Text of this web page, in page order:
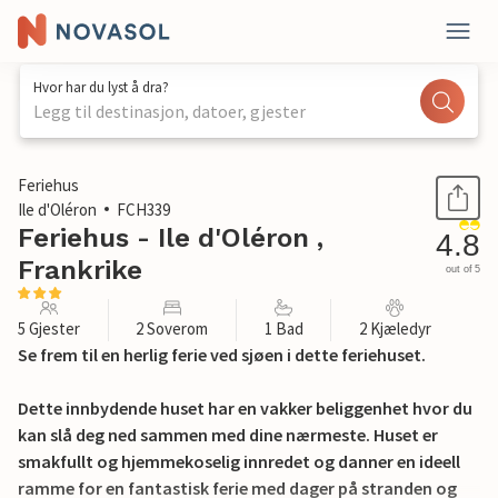
Hvor har du lyst å dra?
Legg til destinasjon, datoer, gjester
1 / 30
Feriehus
Ile d'Oléron
FCH339
Feriehus - Ile d'Oléron ,
Frankrike
4.8
out of 5
5 Gjester 2 Soverom 1 Bad 2 Kjæledyr
Se frem til en herlig ferie ved sjøen i dette feriehuset.
Dette innbydende huset har en vakker beliggenhet hvor du
kan slå deg ned sammen med dine nærmeste. Huset er
smakfullt og hjemmekoselig innredet og danner en ideell
ramme for en fantastisk ferie med dager på stranden og